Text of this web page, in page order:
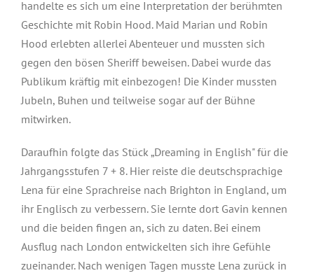
handelte es sich um eine Interpretation der berühmten
Geschichte mit Robin Hood. Maid Marian und Robin
Hood erlebten allerlei Abenteuer und mussten sich
gegen den bösen Sheriff beweisen. Dabei wurde das
Publikum kräftig mit einbezogen! Die Kinder mussten
Jubeln, Buhen und teilweise sogar auf der Bühne
mitwirken.
Daraufhin folgte das Stück „Dreaming in English" für die
Jahrgangsstufen 7 + 8. Hier reiste die deutschsprachige
Lena für eine Sprachreise nach Brighton in England, um
ihr Englisch zu verbessern. Sie lernte dort Gavin kennen
und die beiden fingen an, sich zu daten. Bei einem
Ausflug nach London entwickelten sich ihre Gefühle
zueinander. Nach wenigen Tagen musste Lena zurück in